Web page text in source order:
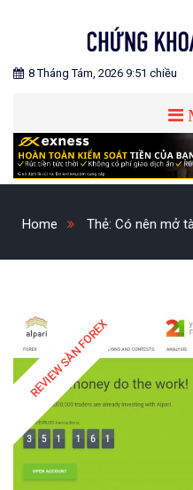
CHỨNG KHOÁN
Blog chia sẻ về Chứng Khoán và
8 Tháng Tám, 2026 9:51 chiều
Home Thẻ: Có nên mở
REVIEW SÀN FOREX